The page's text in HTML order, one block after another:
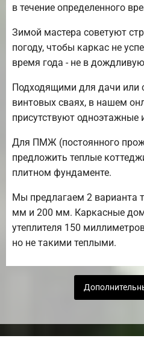
в течение определенного
Зимой мастера советуют
погоду, чтобы каркас не
время года - не в
Подходящими для дачи или
винтовых сваях, в нашем
присутствуют
Для ПМЖ (постоянного
предложить теплые
плитном фундаменте.
Мы предлагаем 2 варианта
мм и 200 мм. Каркасные
утеплителя 150
но не такими теплыми.